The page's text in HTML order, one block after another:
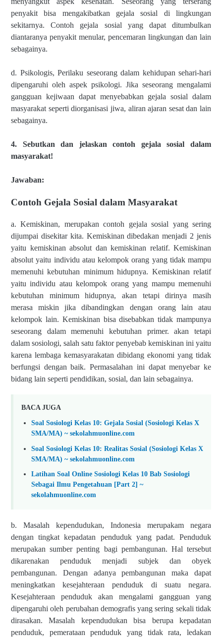
penyakit bisa mengakibatkan gejala sosial di lingkungan
sekitarnya. Contoh gejala sosial yang dapat ditumbulkan
diantaranya penyakit menular, pencemaran lingkungan dan lain
sebagainya.
d. Psikologis, Perilaku seseorang dalam kehidupan sehari-hari
dipengaruhi oleh aspek psikologi. Jika seseorang mengalami
gangguan kejiwaan dapat menyebabkan gejala sosial dalam
masyarakat seperti diorganisasi jiwa, aliran ajaran sesat dan lain
sebagainya.
4. Sebutkan dan jelaskan contoh gejala sosial dalam
masyarakat!
Jawaban:
Contoh Gejala Sosial dalam Masyarakat
a. Kemiskinan, merupakan contoh gejala sosial yang sering
dijumpai disekitar kita. Kemiskinan dibedakan menjadi 2 jenis
yaitu kemiskinan absolut dan kemiskinan relatif. Kemiskinan
absolut yaitu individu atau kelompok orang yang tidak mampu
memenuhi kebutuhan minimum hidupnya. Kemiskinan relatif
yaitu individu atau kelompok orang yang mampu memenuhi
kebutuhan minimum hidupnya, akan tetapi dirinya masih
merasa miskin jika dibandingkan dengan orang lain atau
kelompok lain. Kemiskinan bisa disebabkan tidak mampunya
seseorang dalam memenuhi kebutuhan primer. akan tetapi
dalam sosiologi, salah satu faktor penyebab kemiskinan ini yaitu
karena lembaga kemasyarakatan dibidang ekonomi yang tidak
berfungsi dengan baik. Permasalahan ini dapat menyebar ke
bidang lain seperti pendidikan, sosial, dan lain sebagainya.
BACA JUGA
Soal Sosiologi Kelas 10: Gejala Sosial (Sosiologi Kelas X
SMA/MA) ~ sekolahmuonline.com
Soal Sosiologi Kelas 10: Realitas Sosial (Sosiologi Kelas X
SMA/MA) ~ sekolahmuonline.com
Latihan Soal Online Sosiologi Kelas 10 Bab Sosiologi
Sebagai Ilmu Pengetahuan [Part 2] ~
sekolahmuonline.com
b. Masalah kependudukan, Indonesia merupakam negara
dengan tingkat kepadatan penduduk yang padat. Penduduk
merupakan sumber penting bagi pembangunan. Hal tersebut
dikarenakan penduduk menjadi subjek dan obyek
pembangunan. Dengan adanya pembangunan maka dapat
meningkatkan kesejahteraan penduduk di suatu negara.
Kesejahteraan penduduk akan mengalami gangguan yang
dipengaruhi oleh perubahan demografis yang sering sekali tidak
dirasakan. Masalah kependudukan bisa berupa kepadatan
penduduk, pemerataan penduduk yang tidak rata, ledakan